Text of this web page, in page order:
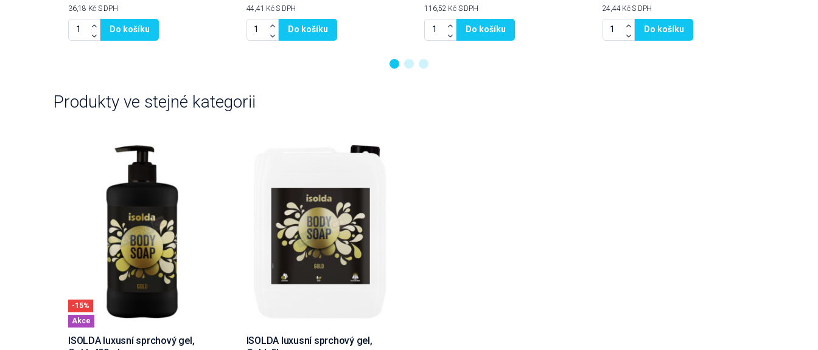
36,18 Kč S DPH
Do košíku
44,41 KčS DPH
Do košíku
116,52 Kč S DPH
Do košíku
24,44 KčS DPH
Do košíku
Produkty ve stejné kategorii
-15%
Akce
ISOLDA luxusní sprchový gel,
ISOLDA luxusní sprchový gel,